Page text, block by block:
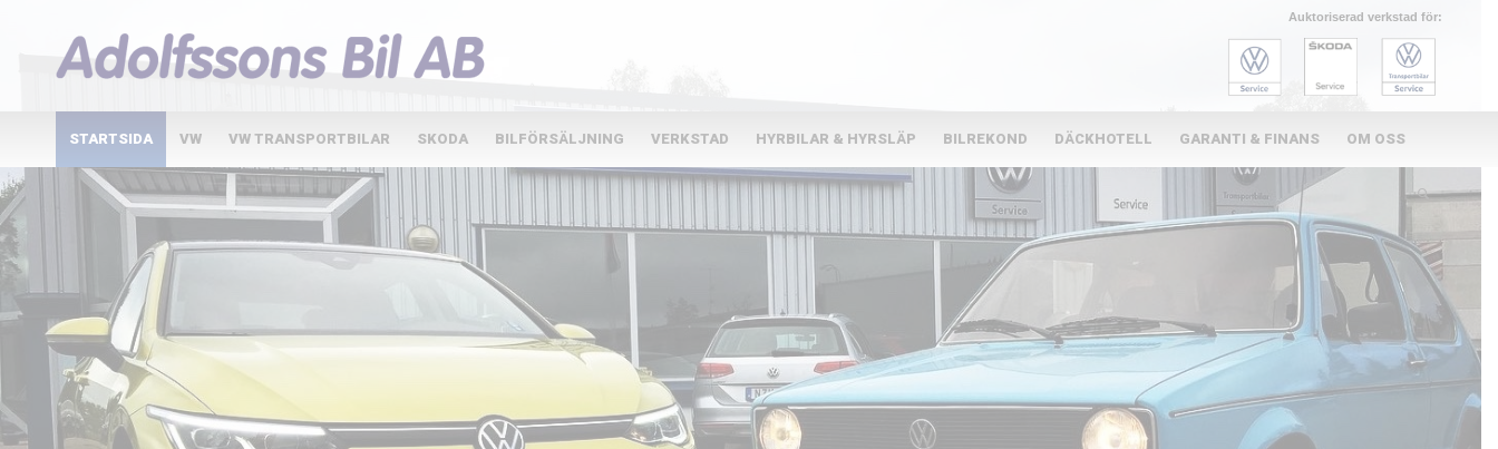
Auktoriserad verkstad för:
STARTSIDA VW VW TRANSPORTBILAR SKODA BILFÖRSÄLJNING VERKSTAD HYRBILAR & HYRSLÄP BILREKOND DÄCKHOTELL GARANTI & FINANS OM OSS